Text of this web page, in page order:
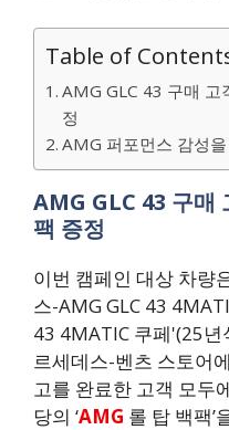
Table of
AMG GLC 43 구매 고
정
AMG 퍼포먼스 감성
AMG GLC 43 구매
팩 증정
이번 캠페인 대상 차량
스-AMG GLC 43
43 4MATIC 쿠페'(25
르세데스-벤츠 스토어
고를 완료한 고객 모두
당의 ‘AMG 롤 탑 백팩’